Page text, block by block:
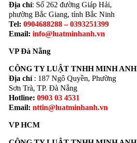
Địa chỉ: Số 262 đường Giáp Hải,
phường Bắc Giang, tỉnh Bắc Ninh
Tel: 0904688288 – 0393251399
Email: info@luatminhanh.vn
VP Đà Nẵng
CÔNG TY LUẬT TNHH MINH ANH
Địa chỉ : 187 Ngô Quyền, Phường
Sơn Trà, TP. Đà Nẵng
Hotline: 0903 03 4531
Email: nttin@luatminhanh.vn
VP HCM